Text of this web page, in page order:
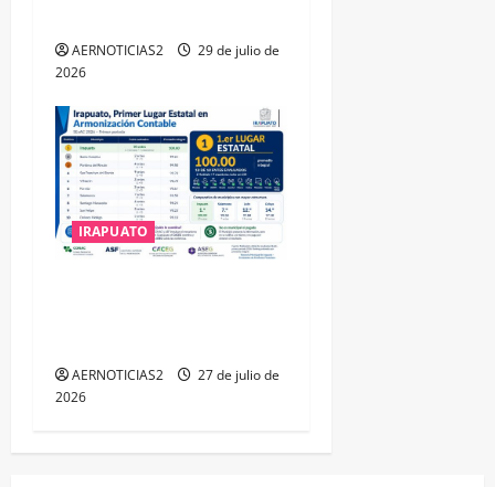
AERNOTICIAS2
29 de julio de
2026
IRAPUATO
AERNOTICIAS2
27 de julio de
2026